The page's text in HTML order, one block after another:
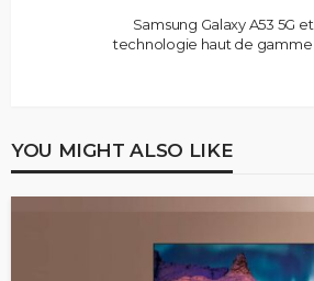
Samsung Galaxy A53 5G
technologie haut de gamme
YOU MIGHT ALSO LIKE